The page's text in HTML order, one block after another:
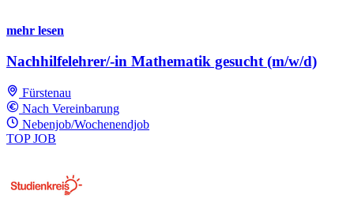
mehr lesen
Nachhilfelehrer/-in Mathematik gesucht (m/w/d)
Fürstenau
Nach Vereinbarung
Nebenjob/Wochenendjob
TOP JOB